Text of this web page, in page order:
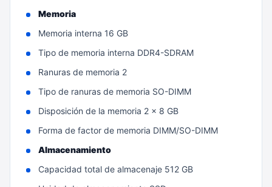
Memoria
Memoria interna 16 GB
Tipo de memoria interna DDR4-SDRAM
Ranuras de memoria 2
Tipo de ranuras de memoria SO-DIMM
Disposición de la memoria 2 x 8 GB
Forma de factor de memoria DIMM/SO-DIMM
Almacenamiento
Capacidad total de almacenaje 512 GB